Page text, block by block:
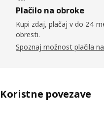
Plačilo na obroke
Kupi zdaj, plačaj v do 24
obresti.
Spoznaj možnost plačila
Koristne povezave